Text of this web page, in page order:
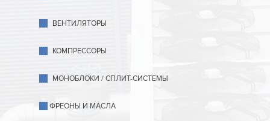
ВЕНТИЛЯТОРЫ
КОМПРЕССОРЫ
МОНОБЛОКИ / СПЛИТ-СИСТЕМЫ
ФРЕОНЫ И МАСЛА